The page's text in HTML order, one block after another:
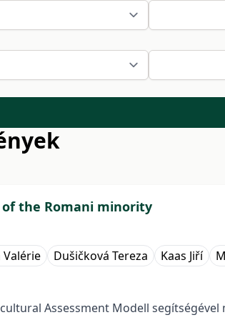
the Romani minority
Valérie Dušičková Tereza Kaas Jiří
Assessment Modell